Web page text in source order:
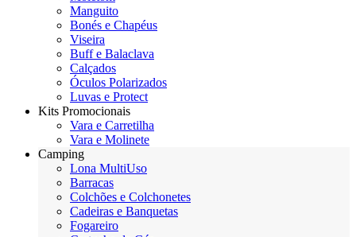
Manguito
Bonés e Chapéus
Viseira
Buff e Balaclava
Calçados
Óculos Polarizados
Luvas e Protect
Kits Promocionais
Vara e Carretilha
Vara e Molinete
Camping
Lona MultiUso
Barracas
Colchões e Colchonetes
Cadeiras e Banquetas
Fogareiro